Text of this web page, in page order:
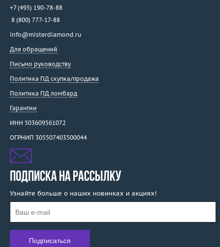
+7 (495) 190-78-88
8 (800) 777-17-88
info@misterdiamond.ru
Для обращений
Письмо руководству
Политика ПД скупка/продажа
Политика ПД ломбард
Гарантии
ИНН 503609561072
ОГРНИП 305507403500044
ПОДПИСКА НА РАССЫЛКУ
Узнайте больше о наших новинках и акциях!